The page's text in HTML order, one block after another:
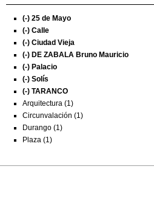
(-) 25 de Mayo
(-) Calle
(-) Ciudad Vieja
(-) DE ZABALA Bruno Mauricio
(-) Palacio
(-) Solís
(-) TARANCO
Arquitectura (1)
Circunvalación (1)
Durango (1)
Plaza (1)